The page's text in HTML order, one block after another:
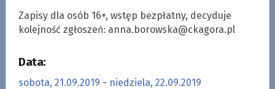
Zapisy dla osób 16+, wstęp bezpłatny, decyduje
kolejność zgłoszeń: anna.borowska@ckagora.pl
Data:
sobota, 21.09.2019 - niedziela, 22.09.2019